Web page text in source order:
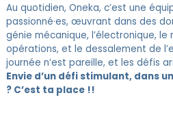
Au quotidien, Oneka, c’est une
passionné·es, œuvrant dans des
génie mécanique, l’électronique,
opérations, et le dessalement de
journée n’est pareille, et les défis
Envie d’un défi stimulant, dans
? C’est ta place !!